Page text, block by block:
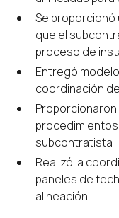
Se proporcionó
que el
proceso de
Entregó
coordinación
subcontratista
Realizó la
paneles de
alineación